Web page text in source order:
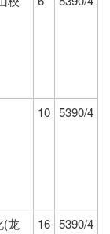
10 5390/4
(龙 16 5390/4